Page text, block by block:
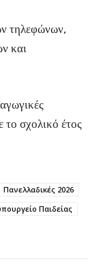
τηλεφώνων,
και
το σχολικό έτος
Πανελλαδικές 2026
Παιδείας